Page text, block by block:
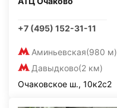
+7 (495) 152-31-11
Аминьевская(980 м)
Давыдково(2 км)
Очаковское ш., 10к2с2